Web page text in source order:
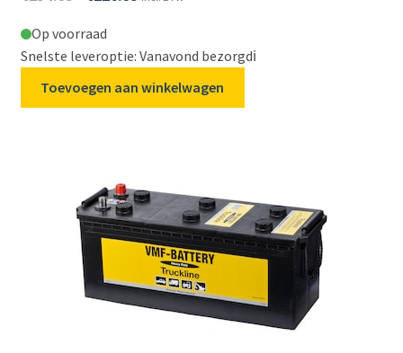
Op voorraad
Snelste leveroptie: Vanavond bezorgdℹ️
Toevoegen aan winkelwagen